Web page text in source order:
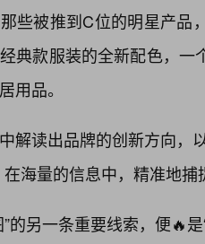
些被推到C位的明星产品
典款服装的全新配色，
用品。
解读出品牌的创新方向，
在海量的信息中，精准地
”的另一条重要线索，便🔥